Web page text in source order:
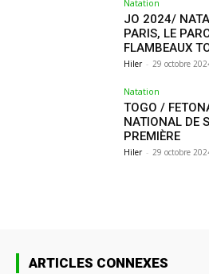
Natation
JO 2024/
PARIS, LE
FLAMBEAUX
Hiler - 29 octobre
Natation
TOGO /
NATIONAL DE
PREMIÈRE
Hiler - 29 octobre
ARTICLES CONNEXES